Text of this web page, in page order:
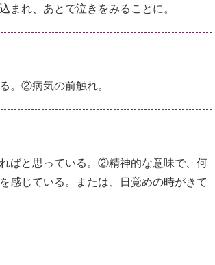
まれ、あとで泣きをみることに。
。②病気の前触れ。
ばと思っている。②精神的な意味で、何
感じている。または、日覚めの時がきて